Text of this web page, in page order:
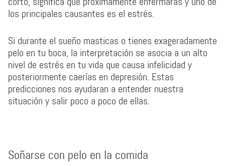
los principales causantes es el estrés.
Si durante el sueño masticas o tienes exageradamente
pelo en tu boca, la interpretación se asocia a un alto
nivel de estrés en tu vida que causa infelicidad y
posteriormente caerías en depresión. Estas
predicciones nos ayudaran a entender nuestra
situación y salir poco a poco de ellas.
Soñarse con pelo en la comida